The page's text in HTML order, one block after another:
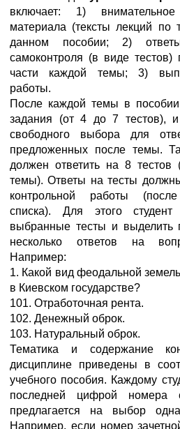
включает: 1)
материала (тексты лекций по
данном пособии; 2)
самоконтроля (в виде тестов)
части каждой темы; 3)
работы.
После каждой темы в
задания (от 4 до 7 тестов),
свободного выбора для
предложенных после темы.
должен ответить на 8
темы). Ответы на тесты
контрольной работы (после
списка). Для этого студент
выбранные тесты и выделить
несколько ответов на
Например:
1. Какой вид феодальной
в Киевском государстве?
101. Отработочная рента.
102. Денежный оброк.
103. Натуральный оброк.
Тематика и содержание
дисциплине приведены в
учебного пособия. Каждому
последней цифрой номера
предлагается на выбор
Например, если номер